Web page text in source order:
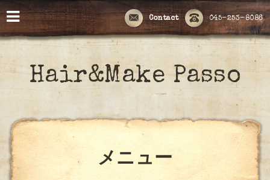
045-253-8086
Contact
Hair&Make Passo
メニュー